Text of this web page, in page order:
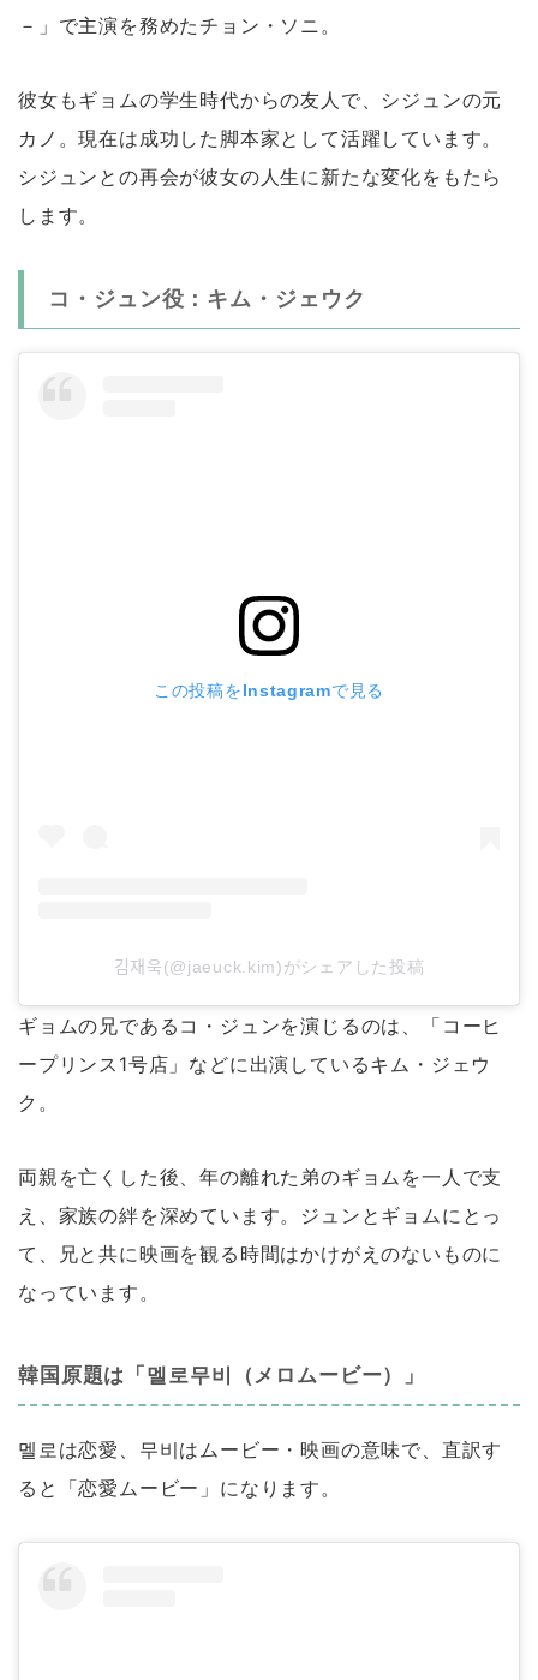
－」で主演を務めたチョン・ソニ。
彼女もギョムの学生時代からの友人で、シジュンの元
カノ。現在は成功した脚本家として活躍しています。
シジュンとの再会が彼女の人生に新たな変化をもたら
します。
コ・ジュン役：キム・ジェウク
この投稿をInstagramで見る
김재욱(@jaeuck.kim)がシェアした投稿
ギョムの兄であるコ・ジュンを演じるのは、「コーヒ
ープリンス1号店」などに出演しているキム・ジェウ
ク。
両親を亡くした後、年の離れた弟のギョムを一人で支
え、家族の絆を深めています。ジュンとギョムにとっ
て、兄と共に映画を観る時間はかけがえのないものに
なっています。
韓国原題は「멜로무비（メロムービー）」
멜로は恋愛、무비はムービー・映画の意味で、直訳す
ると「恋愛ムービー」になります。